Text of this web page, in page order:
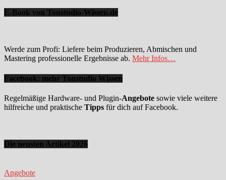
E-Book von Tonstudio-Wissen.de
Werde zum Profi: Liefere beim Produzieren, Abmischen und
Mastering professionelle Ergebnisse ab. Mehr Infos…
Facebook: mehr Tonstudio Wissen
Regelmäßige Hardware- und Plugin-Angebote sowie viele weitere
hilfreiche und praktische Tipps für dich auf Facebook.
Die neusten Artikel 2026
Angebote